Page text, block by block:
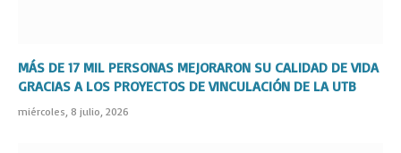
MÁS DE 17 MIL PERSONAS MEJORARON SU CALIDAD DE VIDA
GRACIAS A LOS PROYECTOS DE VINCULACIÓN DE LA UTB
miércoles, 8 julio, 2026